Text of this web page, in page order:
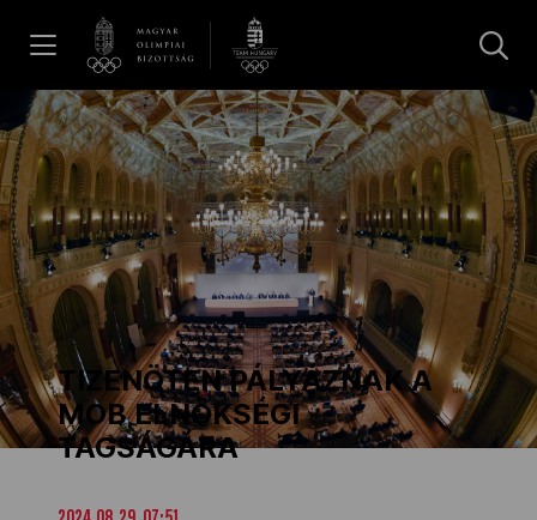
Hírek
Galéria
Dakar 2026
Los Angeles 2028
TIZENÖTEN PÁLYÁZNAK A
MOB ELNÖKSÉGI
TAGSÁGÁRA